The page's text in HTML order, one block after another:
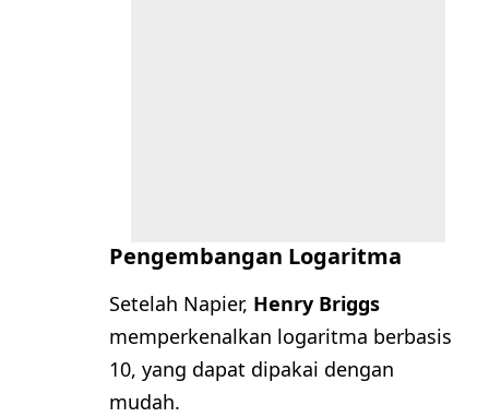
Pengembangan Logaritma
Setelah Napier, Henry Briggs
memperkenalkan logaritma berbasis
10, yang dapat dipakai dengan
mudah.